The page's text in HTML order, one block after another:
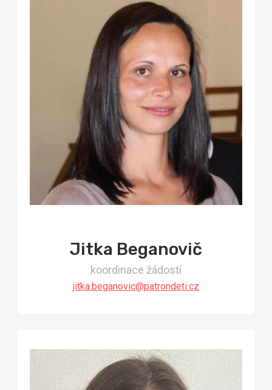
Jitka Beganovič
koordinace žádostí
jitka.beganovic@patrondeti.cz